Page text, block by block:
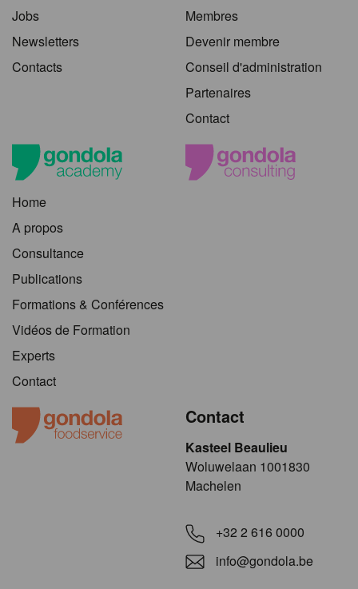
Jobs
Newsletters
Contacts
Membres
Devenir membre
Conseil d'administration
Partenaires
Contact
Home
A propos
Consultance
Publications
Formations & Conférences
Vidéos de Formation
Experts
Contact
Contact
Kasteel Beaulieu
​​​Woluwelaan 1001830
Machelen
+32 2 616 0000
info@gondola.be